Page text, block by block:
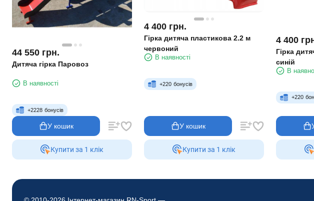
44 550 грн.
Дитяча гірка Паровоз
В наявності
+2228 бонусів
У кошик
Купити за 1 клiк
4 400 грн.
Гірка дитяча пластикова 2.2 м
червоний
В наявності
+220 бонусів
У кошик
Купити за 1 клiк
4 400
Гірка
синій
В
+220